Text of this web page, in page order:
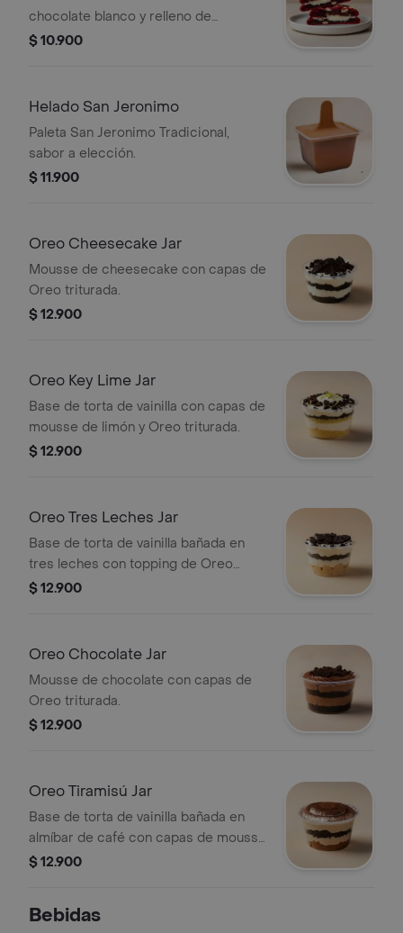
chocolate blanco y relleno de
Cheesecake.
$ 10.900
Helado San Jeronimo
Paleta San Jeronimo Tradicional,
sabor a elección.
$ 11.900
Oreo Cheesecake Jar
Mousse de cheesecake con capas de
Oreo triturada.
$ 12.900
Oreo Key Lime Jar
Base de torta de vainilla con capas de
mousse de limón y Oreo triturada.
$ 12.900
Oreo Tres Leches Jar
Base de torta de vainilla bañada en
tres leches con topping de Oreo
triturada.
$ 12.900
Oreo Chocolate Jar
Mousse de chocolate con capas de
Oreo triturada.
$ 12.900
Oreo Tiramisú Jar
Base de torta de vainilla bañada en
almíbar de café con capas de mousse
de tiramisú y Oreo.
$ 12.900
Bebidas